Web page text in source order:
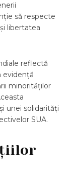
să respecte
libertatea
reflectă
evidență
minorităților
unei solidarități
SUA.